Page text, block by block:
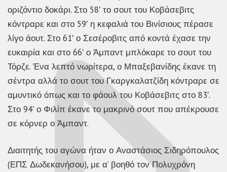
οριζόντιο δοκάρι. Στο 58′ το σουτ του Κοβάσεβιτς
κόντραρε και στο 59′ η κεφαλιά του Βινίσιους πέρασε
λίγο άουτ. Στο 61′ ο Σεσέροβιτς από κοντά έχασε την
ευκαιρία και στο 66′ ο Άμπαντ μπλόκαρε το σουτ του
Τόρζε. Ένα λεπτό νωρίτερα, ο Μπαξεβανίδης έκανε τη
σέντρα αλλά το σουτ του Γκαργκαλατζίδη κόντραρε σε
αμυντικό όπως και το φάουλ του Κοβάσεβιτς στο 83′.
Στο 94′ ο Φιλίπ έκανε το μακρινό σουτ που απέκρουσε
σε κόρνερ ο Άμπαντ.
Διαιτητής του αγώνα ήταν ο Αναστάσιος Σιδηρόπουλος
(ΕΠΣ Δωδεκανήσου), με α’ βοηθό τον Πολυχρόνη